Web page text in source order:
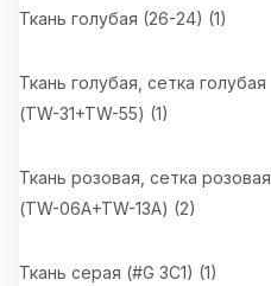
Ткань голубая (26-24) (1)
Ткань голубая, сетка голубая
(TW-31+TW-55) (1)
Ткань розовая, сетка розовая
(TW-06A+TW-13A) (2)
Ткань серая (#G 3С1) (1)